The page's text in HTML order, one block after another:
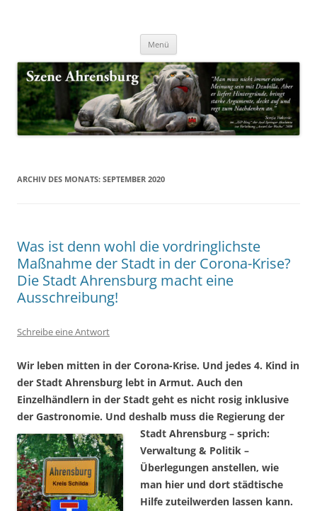
Szene Ahrensburg
Menü
ARCHIV DES MONATS: SEPTEMBER 2020
Was ist denn wohl die vordringlichste
Maßnahme der Stadt in der Corona-Krise?
Die Stadt Ahrensburg macht eine
Ausschreibung!
Schreibe eine Antwort
Wir leben mitten in der Corona-Krise. Und jedes 4. Kind in
der Stadt Ahrensburg lebt in Armut. Auch den
Einzelhändlern in der Stadt geht es nicht rosig inklusive
der Gastronomie. Und deshalb muss die Regierung der
Stadt Ahrensburg – sprich:
Verwaltung & Politik –
Überlegungen anstellen, wie
man hier und dort städtische
Hilfe zuteilwerden lassen kann.